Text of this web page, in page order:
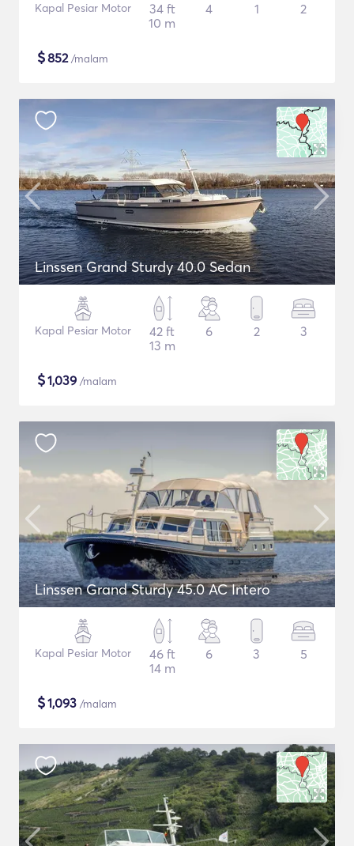
Kapal Pesiar Motor
34 ft
10 m
4 1 2
$852/malam
Linssen Grand Sturdy 40.0 Sedan
Kapal Pesiar Motor
42 ft
13 m
6 2 3
$1,039 /malam
Linssen Grand Sturdy 45.0 AC Intero
Kapal Pesiar Motor
46 ft
14 m
6 3 5
$1,093 /malam